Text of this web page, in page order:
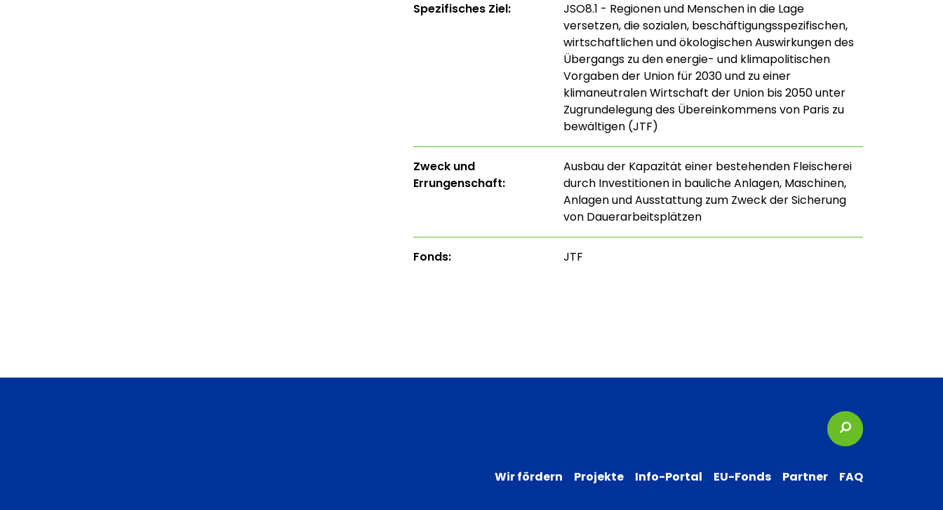
Spezifisches Ziel:
JSO8.1 - Regionen und Menschen in die Lage
versetzen, die sozialen, beschäftigungsspezifischen,
wirtschaftlichen und ökologischen Auswirkungen des
Übergangs zu den energie- und klimapolitischen
Vorgaben der Union für 2030 und zu einer
klimaneutralen Wirtschaft der Union bis 2050 unter
Zugrundelegung des Übereinkommens von Paris zu
bewältigen (JTF)
Zweck und
Errungenschaft:
Ausbau der Kapazität einer bestehenden Fleischerei
durch Investitionen in bauliche Anlagen, Maschinen,
Anlagen und Ausstattung zum Zweck der Sicherung
von Dauerarbeitsplätzen
Fonds: JTF
Suchbegriffe
Wir fördern Projekte Info-Portal EU-Fonds Partner FAQ